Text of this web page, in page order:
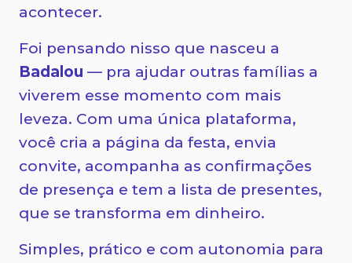
acontecer.
Foi pensando nisso que nasceu a
Badalou — pra ajudar outras famílias a
viverem esse momento com mais
leveza. Com uma única plataforma,
você cria a página da festa, envia
convite, acompanha as confirmações
de presença e tem a lista de presentes,
que se transforma em dinheiro.
Simples, prático e com autonomia para